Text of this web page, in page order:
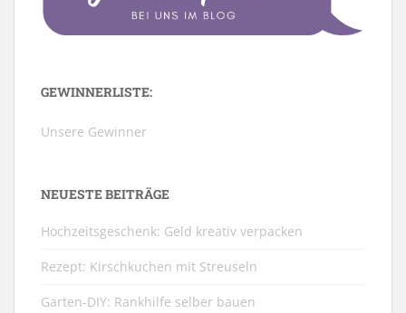
GEWINNERLISTE:
Unsere Gewinner
NEUESTE BEITRÄGE
Hochzeitsgeschenk: Geld kreativ verpacken
Rezept: Kirschkuchen mit Streuseln
Garten-DIY: Rankhilfe selber bauen